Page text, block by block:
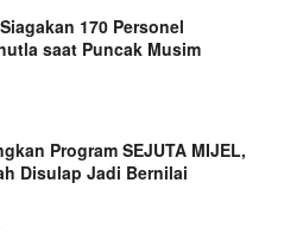
170 Personel
saat Puncak Musim
Program SEJUTA MIJEL,
Disulap Jadi Bernilai